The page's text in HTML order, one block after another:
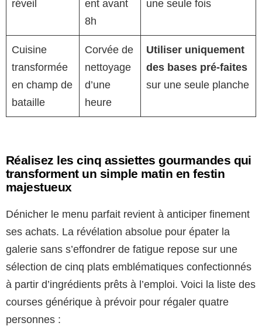
réveil
ent avant
8h
une seule fois
Cuisine
transformée
en champ de
bataille
Corvée de
nettoyage
d’une
heure
Utiliser uniquement
des bases pré-faites
sur une seule planche
Réalisez les cinq assiettes gourmandes qui
transforment un simple matin en festin
majestueux
Dénicher le menu parfait revient à anticiper finement
ses achats. La révélation absolue pour épater la
galerie sans s’effondrer de fatigue repose sur une
sélection de cinq plats emblématiques confectionnés
à partir d’ingrédients prêts à l’emploi. Voici la liste des
courses générique à prévoir pour régaler quatre
personnes :